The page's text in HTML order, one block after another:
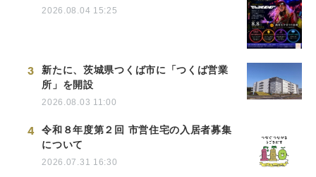
2026.08.04 15:25
3
新たに、茨城県つくば市に「つくば営業
所」を開設
2026.08.03 11:00
4
令和８年度第２回 市営住宅の入居者募集
について
2026.07.31 16:30